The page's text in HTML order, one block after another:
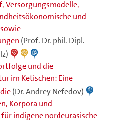
Versorgungsmodelle,
und
(Prof. Dr. phil. Dipl.-
und die
im Ketischen: Eine
(Dr. Andrey Nefedov)
Korpora und
indigene nordeurasische